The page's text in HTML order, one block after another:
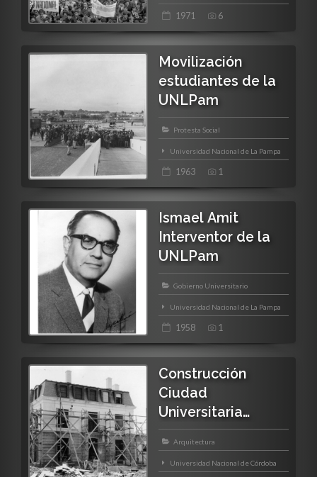
1971 6
Movilización
estudiantes de la
UNLPam
Protesta Social
Universidad Nacional de La Pampa
1963 1
Ismael Amit
Interventor de la
UNLPam
Gobierno Universitario
Universidad Nacional de La Pampa
1958 1
Construcción
Ciudad
Universitaria
[Galería]
Arquitectura
Universidad Nacional de Córdoba